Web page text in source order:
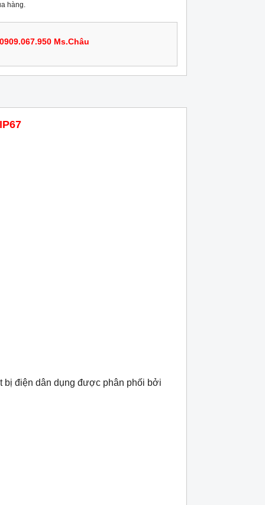
hàng.
0909.067.950 Ms.Châu
bị điện dân dụng được phân phối bởi